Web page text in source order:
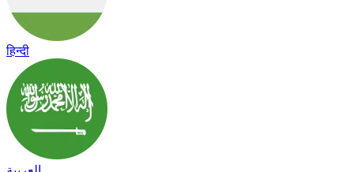
हिन्दी